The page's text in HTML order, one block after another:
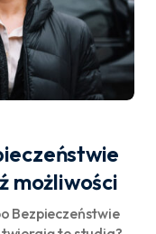
możliwości
Bezpieczeństwie